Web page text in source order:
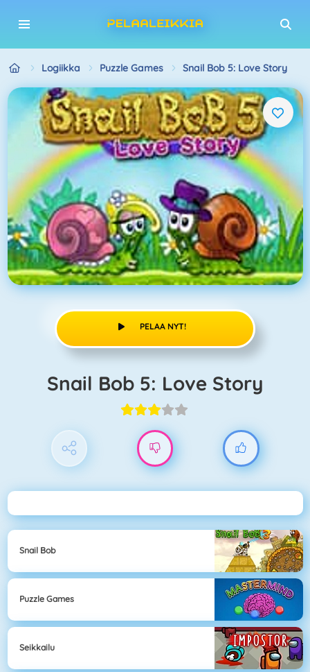
Logiikka Puzzle Games Snail Bob 5: Love Story
PELAA NYT!
Snail Bob 5: Love Story
Snail Bob
Puzzle Games
Seikkailu